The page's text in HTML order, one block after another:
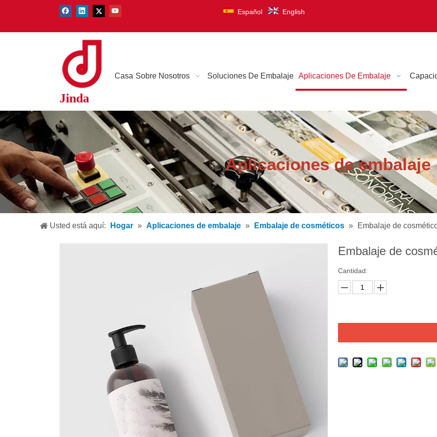
Español English
Jinda
Casa Sobre Nosotros Soluciones De Embalaje Aplicaciones De Embalaje
Aplicaciones de embalaje
Usted está aquí: Hogar » Aplicaciones de embalaje » Embalaje de cosméticos » Embalaje de
Embalaje de
Cantidad: